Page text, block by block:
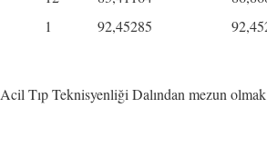
1 92,45285
Tıp Teknisyenliği Dalından mezun olmak